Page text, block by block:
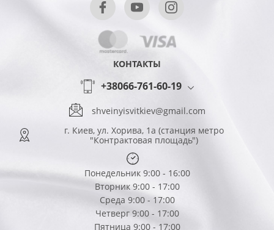
КОНТАКТЫ
+38066-761-60-19
shveinyisvitkiev@gmail.com
г. Киев, ул. Хорива, 1а (станция метро
"Контрактовая площадь")
Понедельник 9:00 - 16:00
Вторник 9:00 - 17:00
Среда 9:00 - 17:00
Четверг 9:00 - 17:00
Пятница 9:00 - 17:00